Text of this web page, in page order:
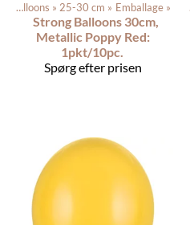
Latex balloons ‪» 25-30 cm ‪» Emballage ‪»
Strong Balloons 30cm,
Metallic Poppy Red:
1pkt/10pc.
Spørg efter prisen
Produkterne‪» Balloons‪»